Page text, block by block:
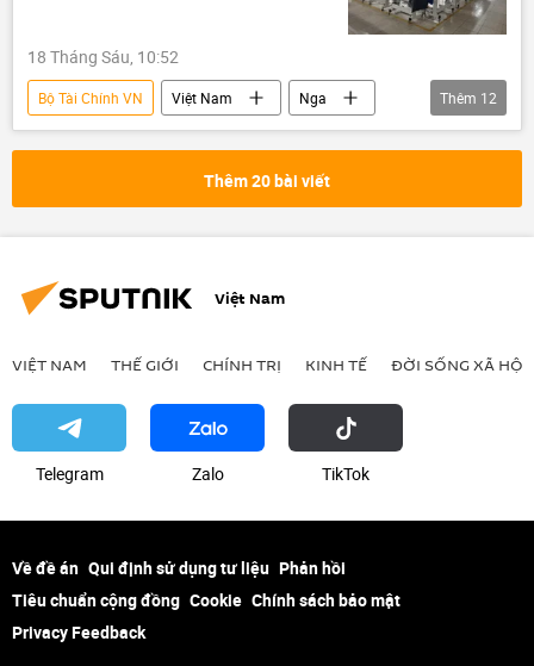
18 Tháng Sáu, 10:52
Bộ Tài Chính VN Việt Nam
Nga
Hội nghị thượng đỉnh Nga-ASEAN 2026
Hợp tác Nga-Việt
hợp tác
Kinh tế
quan hệ thương mại
thương mại
Kinh doanh
thuế
Thêm 12
Thêm 20 bài viết
Việt Nam
VIỆT NAM THẾ GIỚI CHÍNH TRỊ KINH TẾ ĐỜI SỐNG XÃ HỘI
Telegram Zalo ТikТоk
Về đề án Qui định sử dụng tư liệu Phản hồi
Tiêu chuẩn cộng đồng Cookie Chính sách bảo mật
Privacy Feedback